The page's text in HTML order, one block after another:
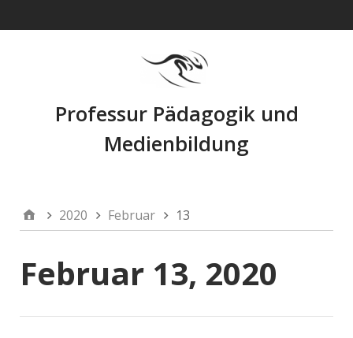
Professur Pädagogik und
Medienbildung
2020 Februar 13
Februar 13, 2020